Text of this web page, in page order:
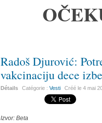
Radoš Djurović:
vakcinaciju dece
Détails Catégorie :Vesti Créé le4 mai
Izvor: Beta